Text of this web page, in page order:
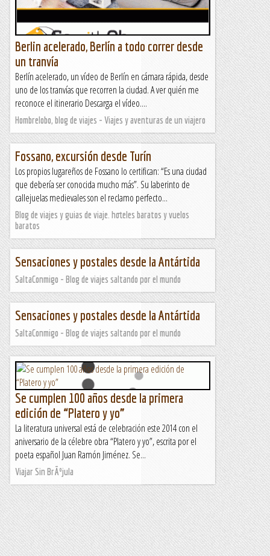
Berlin acelerado, Berlín a todo correr desde
un tranvía
Berlín acelerado, un vídeo de Berlín en cámara rápida, desde
uno de los tranvías que recorren la ciudad. A ver quién me
reconoce el itinerario Descarga el vídeo....
Hombrelobo, blog de viajes - Viajes y aventuras de un viajero
Fossano, excursión desde Turín
Los propios lugareños de Fossano lo certifican: “Es una ciudad
que debería ser conocida mucho más”. Su laberinto de
callejuelas medievales son el reclamo perfecto...
Blog de viajes y guias de viaje. hoteles baratos y vuelos
baratos
Sensaciones y postales desde la Antártida
SaltaConmigo - Blog de viajes saltando por el mundo
Sensaciones y postales desde la Antártida
SaltaConmigo - Blog de viajes saltando por el mundo
Se cumplen 100 años desde la primera
edición de “Platero y yo”
La literatura universal está de celebración este 2014 con el
aniversario de la célebre obra “Platero y yo”, escrita por el
poeta español Juan Ramón Jiménez. Se...
Viajar Sin BrÃºjula